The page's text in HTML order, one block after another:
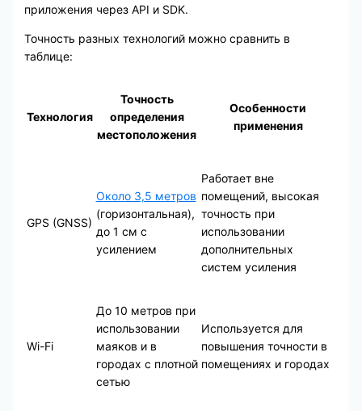
приложения через API и SDK.
Точность разных технологий можно сравнить в
таблице:
Технология
Точность
определения
местоположения
Особенности
применения
GPS (GNSS)
Около 3,5 метров
(горизонтальная),
до 1 см с
усилением
Работает вне
помещений, высокая
точность при
использовании
дополнительных
систем усиления
Wi-Fi
До 10 метров при
использовании
маяков и в
городах с плотной
сетью
Используется для
повышения точности в
помещениях и городах